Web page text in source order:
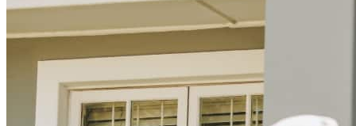
Limitar el uso compartido de su información personal
AQUÍ (afiliados y terceros)
Do Not Sell or Share My Personal Information (CA,
Licencias y divulgaciones
Términos y condiciones